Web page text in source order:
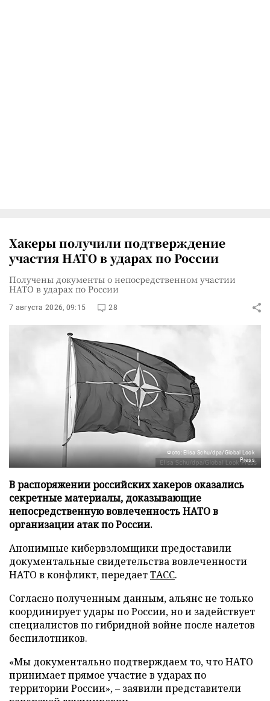
Хакеры получили подтверждение
участия НАТО в ударах по России
Получены документы о непосредственном участии
НАТО в ударах по России
7 августа 2026, 09:15 28
Фото: Elisa Schu/dpa/Global Look
Press
В распоряжении российских хакеров оказались
секретные материалы, доказывающие
непосредственную вовлеченность НАТО в
организации атак по России.
Анонимные кибервзломщики предоставили
документальные свидетельства вовлеченности
НАТО в конфликт, передаетТАСС.
Согласно полученным данным, альянс не только
координирует удары по России, но и задействует
специалистов по гибридной войне после налетов
беспилотников.
«Мы документально подтверждаем то, что НАТО
принимает прямое участие в ударах по
территории России», – заявили представители